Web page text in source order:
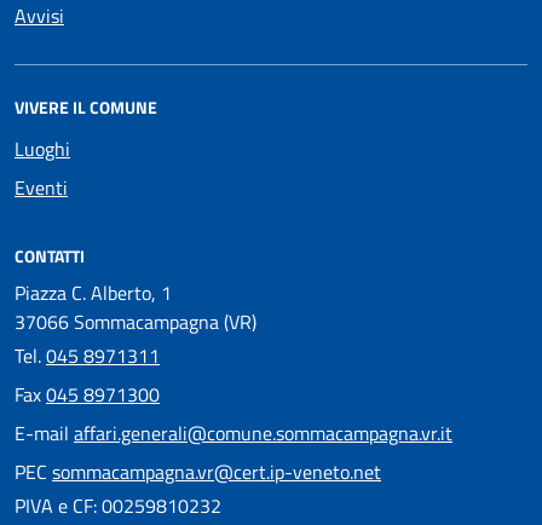
Avvisi
VIVERE IL COMUNE
Luoghi
Eventi
CONTATTI
Piazza C. Alberto, 1
37066 Sommacampagna (VR)
Tel.045 8971311
Fax045 8971300
E-mail affari.generali@comune.sommacampagna.vr.it
PEC sommacampagna.vr@cert.ip-veneto.net
PIVA e CF: 00259810232